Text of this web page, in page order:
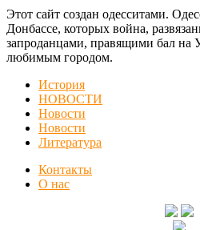
Этот сайт создан одесситами.
Донбассе, которых война,
запроданцами, правящими бал на
любимым городом.
История
НОВОСТИ
Новости
Новости
Литература
Контакты
О нас